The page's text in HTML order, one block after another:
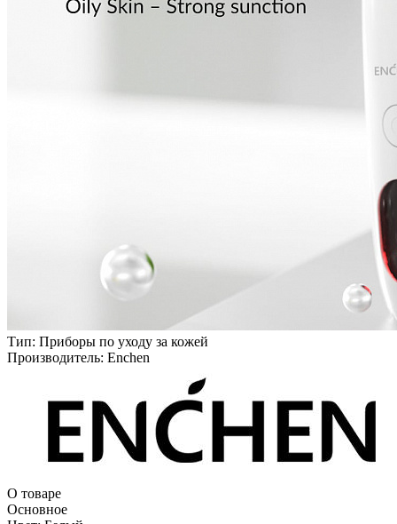
Тип: Приборы по уходу за кожей
Производитель: Enchen
О товаре
Основное